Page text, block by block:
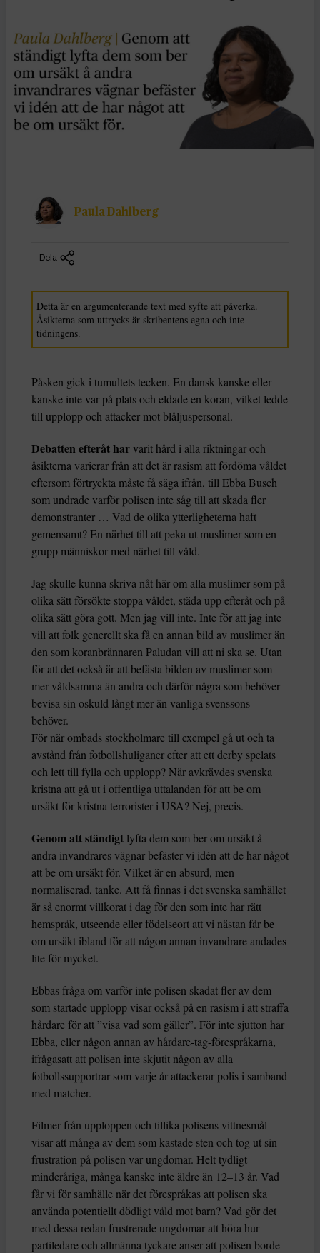
Paula Dahlberg
Dela
Detta är en argumenterande text med syfte att påverka.
Åsikterna som uttrycks är skribentens egna och inte
tidningens.
Påsken gick i tumultets tecken. En dansk kanske eller
kanske inte var på plats och eldade en koran, vilket ledde
till upplopp och attacker mot blåljuspersonal.
Debatten efteråt har varit hård i alla riktningar och
åsikterna varierar från att det är rasism att fördöma våldet
eftersom förtryckta måste få säga ifrån, till Ebba Busch
som undrade varför polisen inte såg till att skada fler
demonstranter … Vad de olika ytterligheterna haft
gemensamt? En närhet till att peka ut muslimer som en
grupp människor med närhet till våld.
Jag skulle kunna skriva nåt här om alla muslimer som på
olika sätt försökte stoppa våldet, städa upp efteråt och på
olika sätt göra gott. Men jag vill inte. Inte för att jag inte
vill att folk generellt ska få en annan bild av muslimer än
den som koranbrännaren Paludan vill att ni ska se. Utan
för att det också är att befästa bilden av muslimer som
mer våldsamma än andra och därför några som behöver
bevisa sin oskuld långt mer än vanliga svenssons
behöver.
För när ombads stockholmare till exempel gå ut och ta
avstånd från fotbollshuliganer efter att ett derby spelats
och lett till fylla och upplopp? När avkrävdes svenska
kristna att gå ut i offentliga uttalanden för att be om
ursäkt för kristna terrorister i USA? Nej, precis.
Genom att ständigt lyfta dem som ber om ursäkt å
andra invandrares vägnar befäster vi idén att de har något
att be om ursäkt för. Vilket är en absurd, men
normaliserad, tanke. Att få finnas i det svenska samhället
är så enormt villkorat i dag för den som inte har rätt
hemspråk, utseende eller födelseort att vi nästan får be
om ursäkt ibland för att någon annan invandrare andades
lite för mycket.
Ebbas fråga om varför inte polisen skadat fler av dem
som startade upplopp visar också på en rasism i att straffa
hårdare för att ”visa vad som gäller”. För inte sjutton har
Ebba, eller någon annan av hårdare-tag-förespråkarna,
ifrågasatt att polisen inte skjutit någon av alla
fotbollssupportrar som varje år attackerar polis i samband
med matcher.
Filmer från upploppen och tillika polisens vittnesmål
visar att många av dem som kastade sten och tog ut sin
frustration på polisen var ungdomar. Helt tydligt
minderåriga, många kanske inte äldre än 12–13 år. Vad
får vi för samhälle när det förespråkas att polisen ska
använda potentiellt dödligt våld mot barn? Vad gör det
med dessa redan frustrerade ungdomar att höra hur
partiledare och allmänna tyckare anser att polisen borde